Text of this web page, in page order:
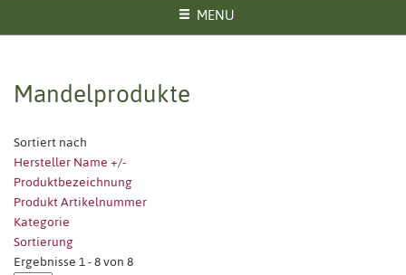
MENU
Mandelprodukte
Sortiert nach
Hersteller Name +/-
Produktbezeichnung
Produkt Artikelnummer
Kategorie
Sortierung
Ergebnisse 1 - 8 von 8